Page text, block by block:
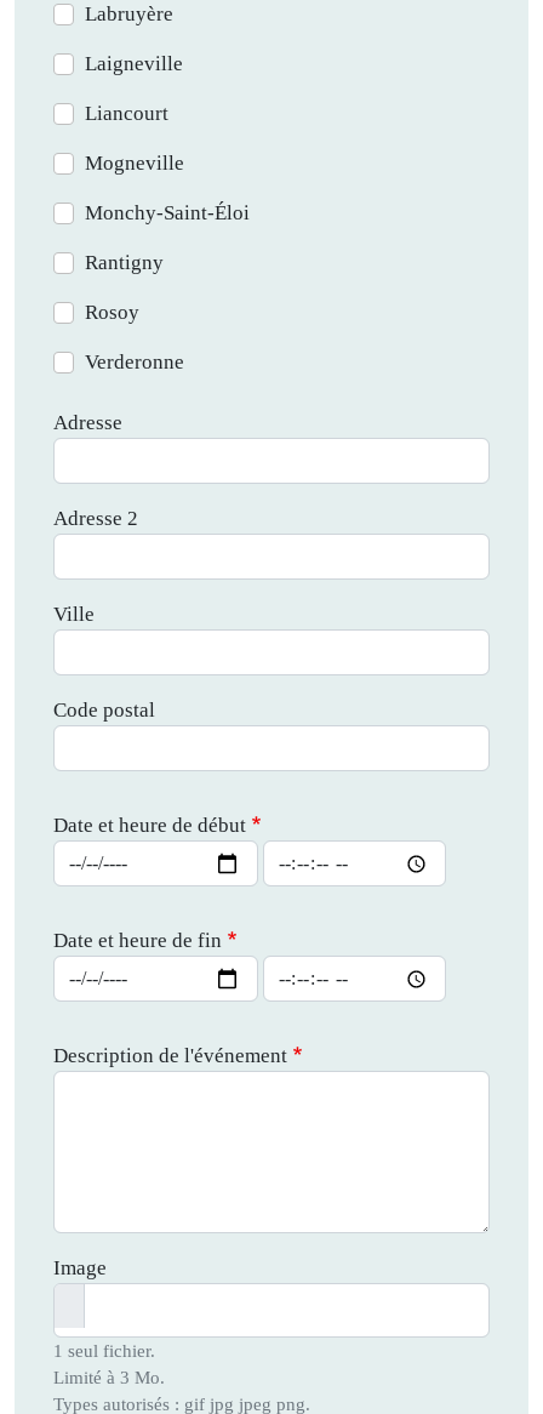
Labruyère
Laigneville
Liancourt
Mogneville
Monchy-Saint-Éloi
Rantigny
Rosoy
Verderonne
Adresse
Adresse
Adresse 2
Ville
Code postal
Date et heure de début
Date et heure de début : DateDate et heure de début : Heure
Date et heure de fin
Date et heure de fin : Date Date et heure de fin : Heure
Description de l'événement
Image
1 seul fichier.
Limité à 3 Mo.
Types autorisés : gif jpg jpeg png.